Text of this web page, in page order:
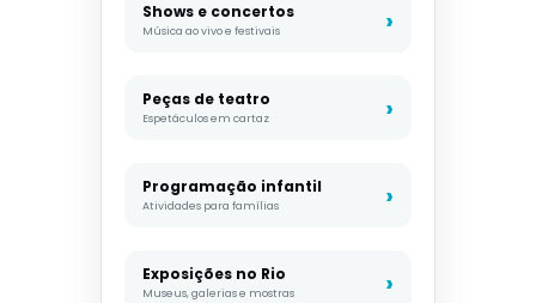
Shows e concertos
Música ao vivo e festivais
Peças de teatro
Espetáculos em cartaz
Programação infantil
Atividades para famílias
Exposições no Rio
Museus, galerias e mostras